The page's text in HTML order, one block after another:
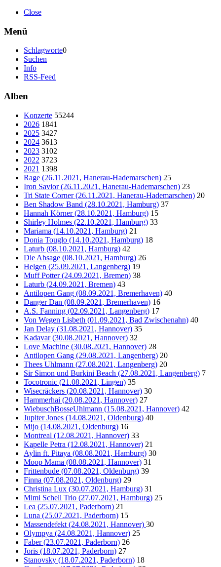
Close
Menü
Schlagworte0
Suchen
Info
RSS-Feed
Alben
Konzerte 55244
2026 1841
2025 3427
2024 3613
2023 3102
2022 3723
2021 1398
Rage (26.11.2021, Hanerau-Hademarschen) 25
Iron Savior (26.11.2021, Hanerau-Hademarschen) 23
Tri State Corner (26.11.2021, Hanerau-Hademarschen) 20
Ben Shadow Band (28.10.2021, Hamburg) 37
Hannah Körner (28.10.2021, Hamburg) 15
Shirley Holmes (22.10.2021, Hamburg) 33
Mariama (14.10.2021, Hamburg) 21
Donia Touglo (14.10.2021, Hamburg) 18
Laturb (08.10.2021, Hamburg) 42
Die Absage (08.10.2021, Hamburg) 26
Helgen (25.09.2021, Langenberg) 19
Muff Potter (24.09.2021, Bremen) 38
Laturb (24.09.2021, Bremen) 43
Antilopen Gang (08.09.2021, Bremerhaven) 40
Danger Dan (08.09.2021, Bremerhaven) 16
A.S. Fanning (02.09.2021, Langenberg) 17
Von Wegen Lisbeth (01.09.2021, Bad Zwischenahn) 40
Jan Delay (31.08.2021, Hannover) 35
Kadavar (30.08.2021, Hannover) 32
Love Machine (30.08.2021, Hannover) 28
Antilopen Gang (29.08.2021, Langenberg) 20
Thees Uhlmann (27.08.2021, Langenberg) 20
Sir Simon und Burkini Beach (27.08.2021, Langenberg) 7
Tocotronic (21.08.2021, Lingen) 35
Wisecräckers (20.08.2021, Hannover) 30
Hammerhai (20.08.2021, Hannover) 27
WiebuschBosseUhlmann (15.08.2021, Hannover) 42
Jupiter Jones (14.08.2021, Oldenburg) 40
Mijo (14.08.2021, Oldenburg) 16
Montreal (12.08.2021, Hannover) 33
Kapelle Petra (12.08.2021, Hannover) 21
Aylin ft. Pitaya (08.08.2021, Hamburg) 30
Moop Mama (08.08.2021, Hannover) 31
Frittenbude (07.08.2021, Oldenburg) 39
Finna (07.08.2021, Oldenburg) 29
Christina Lux (30.07.2021, Hamburg) 31
Mimi Schell Trio (27.07.2021, Hamburg) 25
Lea (25.07.2021, Paderborn) 21
Luna (25.07.2021, Paderborn) 15
Massendefekt (24.08.2021, Hannover) 30
Olympya (24.08.2021, Hannover) 25
Faber (23.07.2021, Paderborn) 26
Joris (18.07.2021, Paderborn) 27
Stanovsky (18.07.2021, Paderborn) 18